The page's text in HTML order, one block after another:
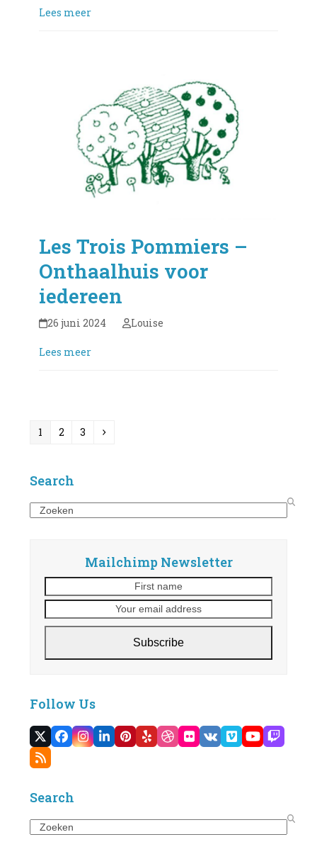
Lees meer
Les Trois Pommiers –
Onthaalhuis voor
iedereen
26 juni 2024 Louise
Lees meer
Page
1 Page
2 Page
3 Volgende
Search
Search
Mailchimp Newsletter
name
email
Subscribe
Follow Us
Twitter
(deprecated)
Facebook
Instagram
LinkedIn
Pinterest
YelpDribbble
Flickr
VKVimeoYouTube
RSS
Search
Search